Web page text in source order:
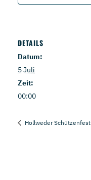
DETAILS
Datum:
5 Juli
Zeit:
00:00
Hollweder Schützenfest